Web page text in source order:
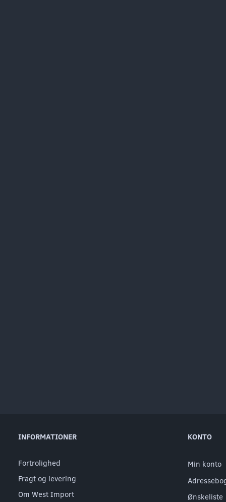
INFORMATIONER
Fortrolighed
Fragt og levering
Om West Import
KONTO
Min konto
Ønskeliste